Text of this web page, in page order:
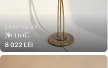
LAMPADAR
№ 110C
8 022 LEI